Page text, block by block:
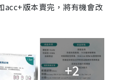
acc+版本賣完，將有機會改
+2